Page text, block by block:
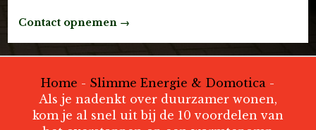
Contact opnemen →
Home - Slimme Energie & Domotica -
Als je nadenkt over duurzamer wonen,
kom je al snel uit bij de 10 voordelen van